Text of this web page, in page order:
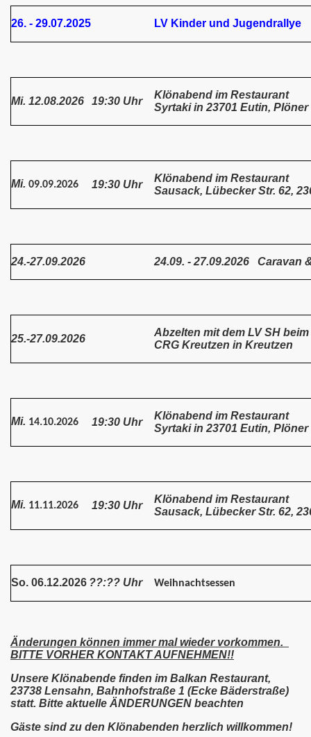
26. - 29.07.2025 LV Kinder und Jugendrallye
Mi. 12.08.2026 19:30 Uhr
Klönabend im Restaurant
Syrtaki in 23701 Eutin, Plöner
Mi. 09.09.2026 19:30 Uhr
Klönabend im Restaurant
Sausack, Lübecker Str. 62,
24.-27.09.2026 24.09. - 27.09.2026 Caravan
25.-27.09.2026
Abzelten mit dem LV SH beim
CRG Kreutzen in Kreutzen
Mi. 14.10.2026 19:30 Uhr
Klönabend im Restaurant
Syrtaki in 23701 Eutin, Plöner
Mi. 11.11.2026 19:30 Uhr
Klönabend im Restaurant
Sausack, Lübecker Str. 62,
So. 06.12.2026 ??:?? Uhr Weihnachtsessen
Änderungen können immer mal wieder vorkommen.
BITTE VORHER KONTAKT AUFNEHMEN!!
Unsere Klönabende finden im Balkan Restaurant,
23738 Lensahn, Bahnhofstraße 1 (Ecke Bäderstraße)
statt. Bitte aktuelle ÄNDERUNGEN beachten
Gäste sind zu den Klönabenden herzlich willkommen!